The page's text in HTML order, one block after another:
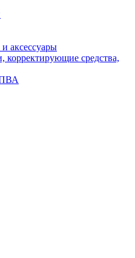
аксессуары
средства,
ПВА